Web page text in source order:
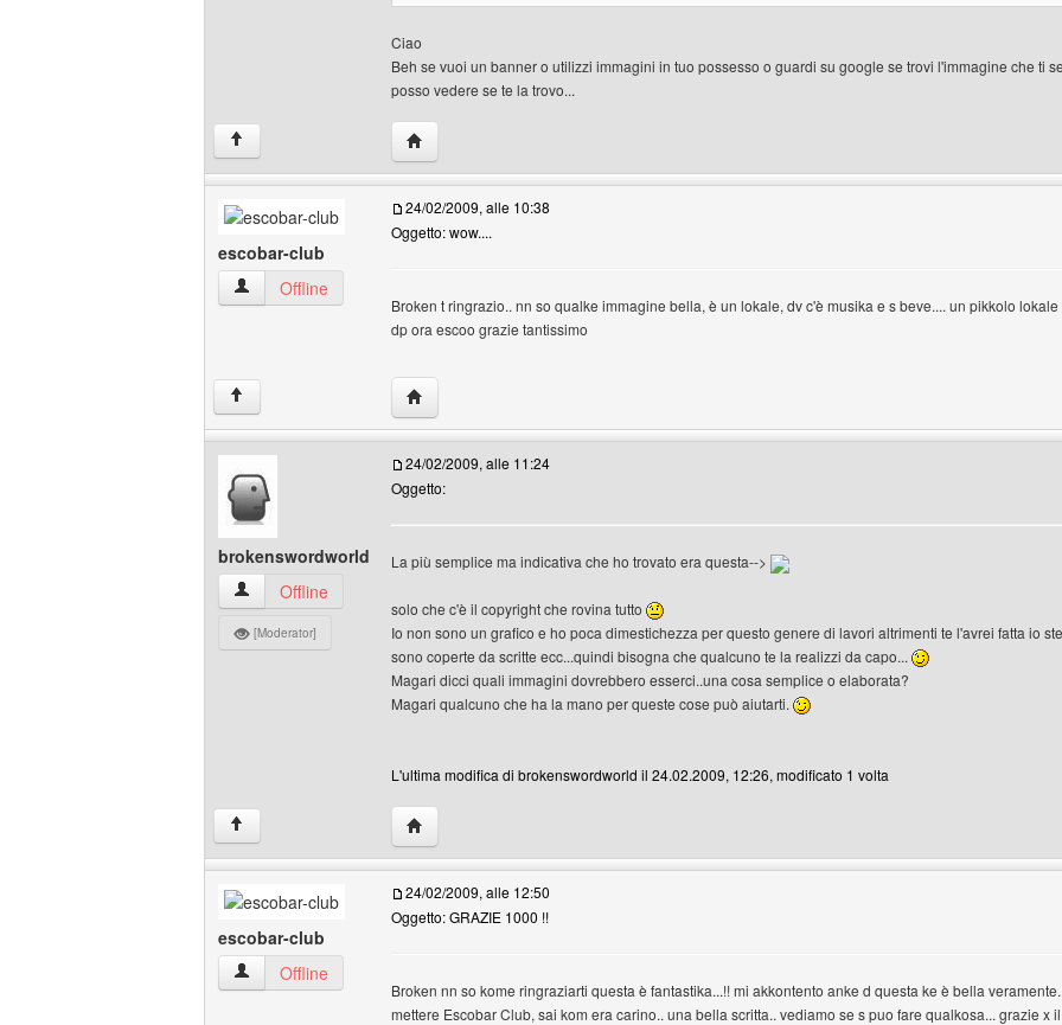
Ciao
Beh se vuoi un banner o utilizzi immagini in tuo possesso o guardi su google se trovi l'immagine che ti
posso vedere se te la trovo...
↑ HomePage: brokenswordworld
escobar-club
escobar-club Profilo
Offline
24/02/2009, alle 10:38
Oggetto: wow....
Broken t ringrazio.. nn so qualke immagine bella, è un lokale, dv c'è musika e s beve.... un pikkolo
dp ora escoo grazie tantissimo
↑ HomePage: escobar-club
brokenswordworld
brokenswordworld Profilo
Offline
[Moderator]
24/02/2009, alle 11:24
Oggetto:
La più semplice ma indicativa che ho trovato era questa-->
solo che c'è il copyright che rovina tutto
Io non sono un grafico e ho poca dimestichezza per questo genere di lavori altrimenti te l'avrei fatta io
sono coperte da scritte ecc...quindi bisogna che qualcuno te la realizzi da capo...
Magari dicci quali immagini dovrebbero esserci..una cosa semplice o elaborata?
Magari qualcuno che ha la mano per queste cose può aiutarti.
L'ultima modifica di brokenswordworld il 24.02.2009, 12:26, modificato 1 volta
↑ HomePage: brokenswordworld
escobar-club
escobar-club Profilo
Offline
24/02/2009, alle 12:50
Oggetto: GRAZIE 1000 !!
Broken nn so kome ringraziarti questa è fantastika...!! mi akkontento anke d questa ke è bella
mettere Escobar Club, sai kom era carino.. una bella scritta.. vediamo se s puo fare qualkosa... grazie x